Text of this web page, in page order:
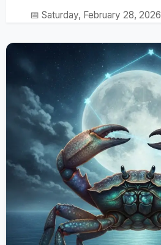
📅 Saturday, February 28, 2026